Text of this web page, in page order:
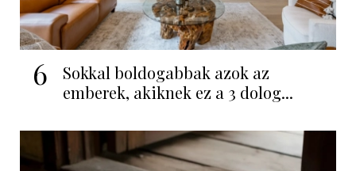
6
Sokkal boldogabbak azok az
emberek, akiknek ez a 3 dolog...